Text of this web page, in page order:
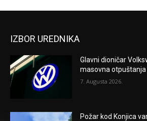
IZBOR UREDNIKA
Glavni dioničar
masovna otpuštanja
7. Augusta 2026.
Požar kod Konjica